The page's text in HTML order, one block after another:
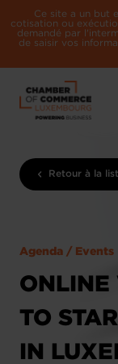
Ce site a un but
cotisation ou
demandé par
de saisir vos
Retour à la
Agenda / Events
ONLINE
TO
IN